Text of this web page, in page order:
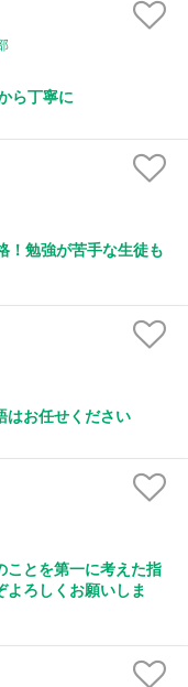
ら丁寧に
！勉強が苦手な生徒も
はお任せください
ことを第一に考えた指
よろしくお願いしま